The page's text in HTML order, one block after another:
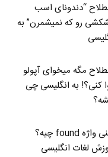
“دندونای اسب
رو که نمیشمرن” به
مگه میخوای آپولو
کنی؟! به انگلیسی چی
معنی واژه found چیه؟
لغات انگلیسی